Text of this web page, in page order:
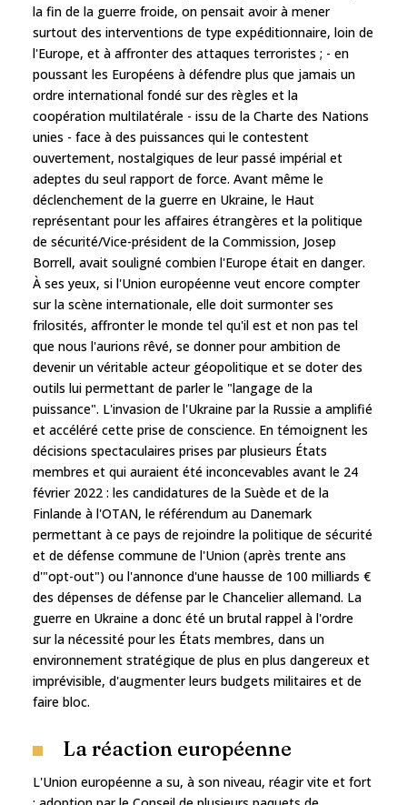
la fin de la guerre froide, on pensait avoir à mener
surtout des interventions de type expéditionnaire, loin de
l'Europe, et à affronter des attaques terroristes ; - en
poussant les Européens à défendre plus que jamais un
ordre international fondé sur des règles et la
coopération multilatérale - issu de la Charte des Nations
unies - face à des puissances qui le contestent
ouvertement, nostalgiques de leur passé impérial et
adeptes du seul rapport de force. Avant même le
déclenchement de la guerre en Ukraine, le Haut
représentant pour les affaires étrangères et la politique
de sécurité/Vice-président de la Commission, Josep
Borrell, avait souligné combien l'Europe était en danger.
À ses yeux, si l'Union européenne veut encore compter
sur la scène internationale, elle doit surmonter ses
frilosités, affronter le monde tel qu'il est et non pas tel
que nous l'aurions rêvé, se donner pour ambition de
devenir un véritable acteur géopolitique et se doter des
outils lui permettant de parler le "langage de la
puissance". L'invasion de l'Ukraine par la Russie a amplifié
et accéléré cette prise de conscience. En témoignent les
décisions spectaculaires prises par plusieurs États
membres et qui auraient été inconcevables avant le 24
février 2022 : les candidatures de la Suède et de la
Finlande à l'OTAN, le référendum au Danemark
permettant à ce pays de rejoindre la politique de sécurité
et de défense commune de l'Union (après trente ans
d'"opt-out") ou l'annonce d'une hausse de 100 milliards €
des dépenses de défense par le Chancelier allemand. La
guerre en Ukraine a donc été un brutal rappel à l'ordre
sur la nécessité pour les États membres, dans un
environnement stratégique de plus en plus dangereux et
imprévisible, d'augmenter leurs budgets militaires et de
faire bloc.
La réaction européenne
L'Union européenne a su, à son niveau, réagir vite et fort